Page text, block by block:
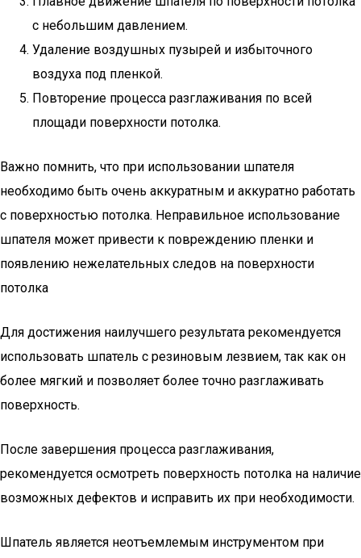
с небольшим давлением.
Удаление воздушных пузырей и избыточного
воздуха под пленкой.
Повторение процесса разглаживания по всей
площади поверхности потолка.
Важно помнить, что при использовании шпателя
необходимо быть очень аккуратным и аккуратно работать
с поверхностью потолка. Неправильное использование
шпателя может привести к повреждению пленки и
появлению нежелательных следов на поверхности
потолка
Для достижения наилучшего результата рекомендуется
использовать шпатель с резиновым лезвием, так как он
более мягкий и позволяет более точно разглаживать
поверхность.
После завершения процесса разглаживания,
рекомендуется осмотреть поверхность потолка на наличие
возможных дефектов и исправить их при необходимости.
Шпатель является неотъемлемым инструментом при